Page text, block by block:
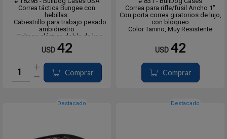
Correa táctica Bungee con
hebillas.
– Cabestrillo para trabajo pesado
ambidiestro
– Eslinga elástica doble de lujo
- El cierre de metal cubierto
protege el arma
que separa el arma
– 2 hebillas de montaje lateral para
USD 42
Comprar
Correa para rifle/fusil Ancho 1"
Con porta correa giratorios de lujo,
con bloqueo
Color Tanino, Muy Resistente
USD 42
Comprar
Destacado Destacado